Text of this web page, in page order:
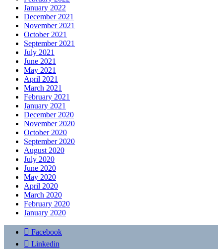
January 2022
December 2021
November 2021
October 2021
September 2021
July 2021
June 2021
May 2021
April 2021
March 2021
February 2021
January 2021
December 2020
November 2020
October 2020
September 2020
August 2020
July 2020
June 2020
May 2020
April 2020
March 2020
February 2020
January 2020
Facebook
Linkedin